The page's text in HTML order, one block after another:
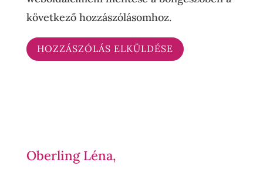
következő hozzászólásomhoz.
Oberling Léna,